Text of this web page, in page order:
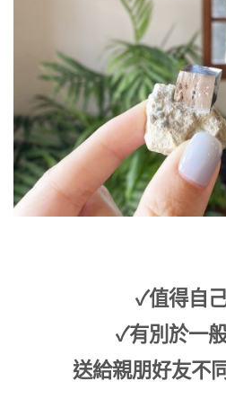
✓值得自
✓有別於一
送給親朋好友不